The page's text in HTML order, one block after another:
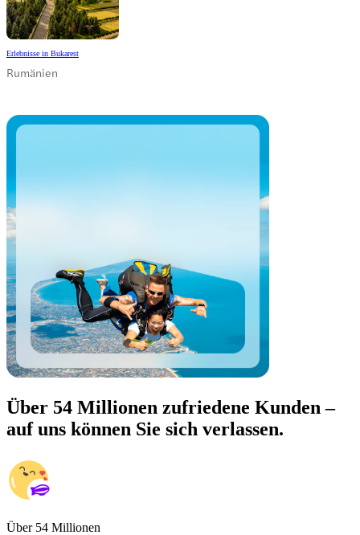
Erlebnisse in Bukarest
Rumänien
Über 54 Millionen zufriedene Kunden –
auf uns können Sie sich verlassen.
Über 54 Millionen